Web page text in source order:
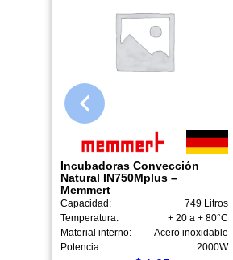
Incubadoras Convección
Natural IN750Mplus –
Memmert
Capacidad:
749 Litros
Temperatura:
+ 20 a + 80°C
Material interno:
Acero inoxidable
Potencia:
2000W